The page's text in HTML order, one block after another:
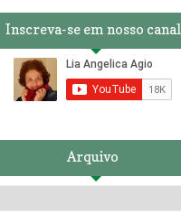
Inscreva-se em nosso canal
Arquivo